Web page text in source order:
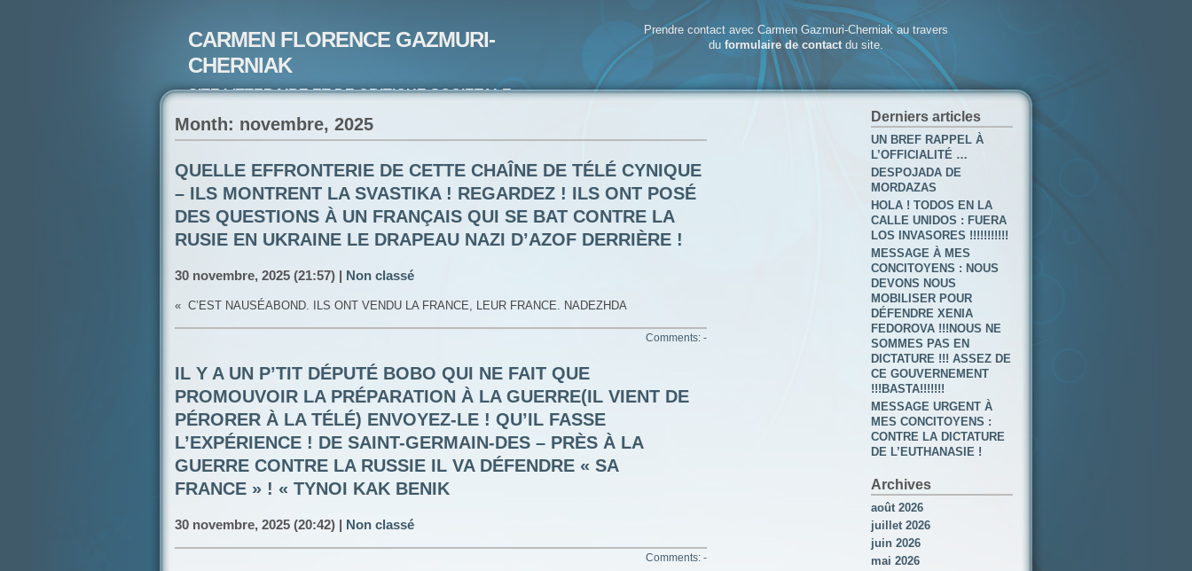
CARMEN FLORENCE GAZMURI-
CHERNIAK
SITE LITTERAIRE ET DE CRITIQUE SOCIETALE-
Prendre contact avec Carmen Gazmuri-Cherniak au travers
du formulaire de contactdu site.
Month: novembre, 2025
QUELLE EFFRONTERIE DE CETTE CHAÎNE DE TÉLÉ CYNIQUE
– ILS MONTRENT LA SVASTIKA ! REGARDEZ ! ILS ONT POSÉ
DES QUESTIONS À UN FRANÇAIS QUI SE BAT CONTRE LA
RUSIE EN UKRAINE LE DRAPEAU NAZI D’AZOF DERRIÈRE !
30 novembre, 2025 (21:57) | Non classé
« C’EST NAUSÉABOND. ILS ONT VENDU LA FRANCE, LEUR FRANCE. NADEZHDA
Comments: -
IL Y A UN P’TIT DÉPUTÉ BOBO QUI NE FAIT QUE
PROMOUVOIR LA PRÉPARATION À LA GUERRE(IL VIENT DE
PÉRORER À LA TÉLÉ) ENVOYEZ-LE ! QU’IL FASSE
L’EXPÉRIENCE ! DE SAINT-GERMAIN-DES – PRÈS À LA
GUERRE CONTRE LA RUSSIE IL VA DÉFENDRE « SA
FRANCE » ! « TYNOI KAK BENIK
30 novembre, 2025 (20:42) | Non classé
Comments: -
Derniers articles
UN BREF RAPPEL À
L’OFFICIALITÉ …
DESPOJADA DE
MORDAZAS
HOLA ! TODOS EN LA
CALLE UNIDOS : FUERA
LOS INVASORES !!!!!!!!!!!
MESSAGE À MES
CONCITOYENS : NOUS
DEVONS NOUS
MOBILISER POUR
DÉFENDRE XENIA
FEDOROVA !!!NOUS NE
SOMMES PAS EN
DICTATURE !!! ASSEZ DE
CE GOUVERNEMENT
!!!BASTA!!!!!!!
MESSAGE URGENT À
MES CONCITOYENS :
CONTRE LA DICTATURE
DE L’EUTHANASIE !
Archives
août 2026
juillet 2026
juin 2026
mai 2026